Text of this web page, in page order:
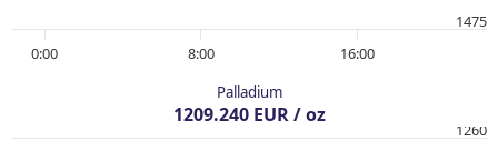
0:00 8:00 16:00
1475
Palladium
1209.240 EUR / oz
1260